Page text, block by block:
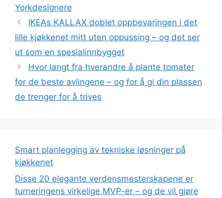
Yorkdesignere
IKEAs KALLAX doblet oppbevaringen i det
lille kjøkkenet mitt uten oppussing – og det ser
ut som en spesialinnbygget
Hvor langt fra hverandre å plante tomater
for de beste avlingene – og for å gi din plassen
de trenger for å trives
Smart planlegging av tekniske løsninger på
kjøkkenet
Disse 20 elegante verdensmesterskapene er
turneringens virkelige MVP-er – og de vil gjøre